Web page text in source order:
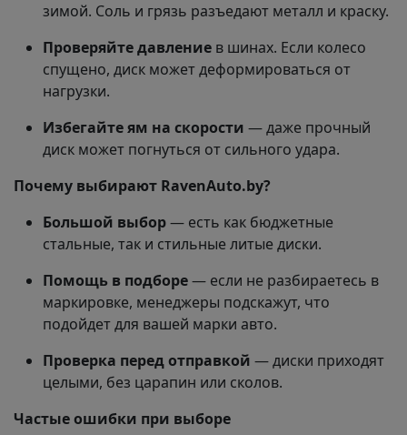
зимой. Соль и грязь разъедают металл и краску.
Проверяйте давление в шинах. Если колесо
спущено, диск может деформироваться от
нагрузки.
Избегайте ям на скорости — даже прочный
диск может погнуться от сильного удара.
Почему выбирают RavenAuto.by?
Большой выбор— есть как бюджетные
стальные, так и стильные литые диски.
Помощь в подборе— если не разбираетесь в
маркировке, менеджеры подскажут, что
подойдет для вашей марки авто.
Проверка перед отправкой — диски приходят
целыми, без царапин или сколов.
Частые ошибки при выборе